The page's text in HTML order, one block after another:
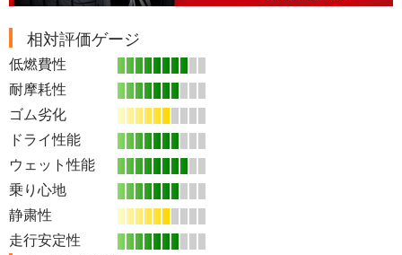
相対評価ゲージ
低燃費性
耐摩耗性
ゴム劣化
ドライ性能
ウェット性能
乗り心地
静粛性
走行安定性